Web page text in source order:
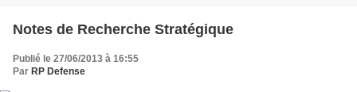
Notes de Recherche Stratégique
Publié le 27/06/2013 à 16:55
Par RP Defense